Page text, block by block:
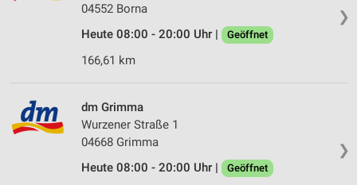
❯
04552 Borna
Heute 08:00 - 20:00 Uhr |
Geöffnet
166,61 km
❯
dm Grimma
Wurzener Straße 1
04668 Grimma
Heute 08:00 - 20:00 Uhr |
Geöffnet
Erstellung von Profilen zur Personalisierung
Verwendung von Profilen zur Auswahl
personalisierter Inhalte
Messung der Werbeleistung
Messung der Performance von Inhalten
Analyse von Zielgruppen durch Statistiken oder
Kombinationen von Daten aus verschiedenen